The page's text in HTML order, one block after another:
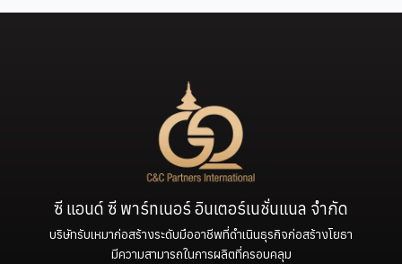
ซี แอนด์ ซี พาร์ทเนอร์ อินเตอร์เนชั่นแนล จำกัด
บริษัทรับเหมาก่อสร้างระดับมืออาชีพที่ดำเนินธุรกิจก่อสร้างโยธา
มีความสามารถในการผลิตที่ครอบคลุม